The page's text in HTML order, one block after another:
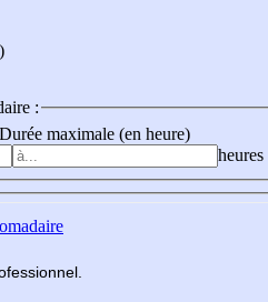
:
Durée maximale (en heure)
heures
fessionnel